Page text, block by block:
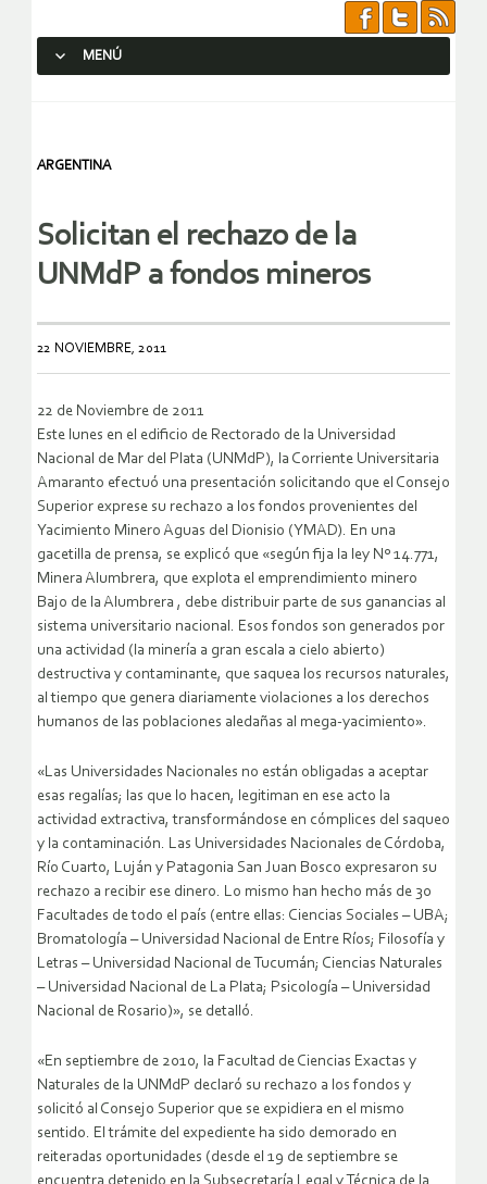
MENÚ
ARGENTINA
Solicitan el rechazo de la
UNMdP a fondos mineros
22 NOVIEMBRE, 2011
22 de Noviembre de 2011
Este lunes en el edificio de Rectorado de la Universidad
Nacional de Mar del Plata (UNMdP), la Corriente Universitaria
Amaranto efectuó una presentación solicitando que el Consejo
Superior exprese su rechazo a los fondos provenientes del
Yacimiento Minero Aguas del Dionisio (YMAD). En una
gacetilla de prensa, se explicó que «según fija la ley Nº 14.771,
Minera Alumbrera, que explota el emprendimiento minero
Bajo de la Alumbrera , debe distribuir parte de sus ganancias al
sistema universitario nacional. Esos fondos son generados por
una actividad (la minería a gran escala a cielo abierto)
destructiva y contaminante, que saquea los recursos naturales,
al tiempo que genera diariamente violaciones a los derechos
humanos de las poblaciones aledañas al mega-yacimiento».
«Las Universidades Nacionales no están obligadas a aceptar
esas regalías; las que lo hacen, legitiman en ese acto la
actividad extractiva, transformándose en cómplices del saqueo
y la contaminación. Las Universidades Nacionales de Córdoba,
Río Cuarto, Luján y Patagonia San Juan Bosco expresaron su
rechazo a recibir ese dinero. Lo mismo han hecho más de 30
Facultades de todo el país (entre ellas: Ciencias Sociales – UBA;
Bromatología – Universidad Nacional de Entre Ríos; Filosofía y
Letras – Universidad Nacional de Tucumán; Ciencias Naturales
– Universidad Nacional de La Plata; Psicología – Universidad
Nacional de Rosario)», se detalló.
«En septiembre de 2010, la Facultad de Ciencias Exactas y
Naturales de la UNMdP declaró su rechazo a los fondos y
solicitó al Consejo Superior que se expidiera en el mismo
sentido. El trámite del expediente ha sido demorado en
reiteradas oportunidades (desde el 19 de septiembre se